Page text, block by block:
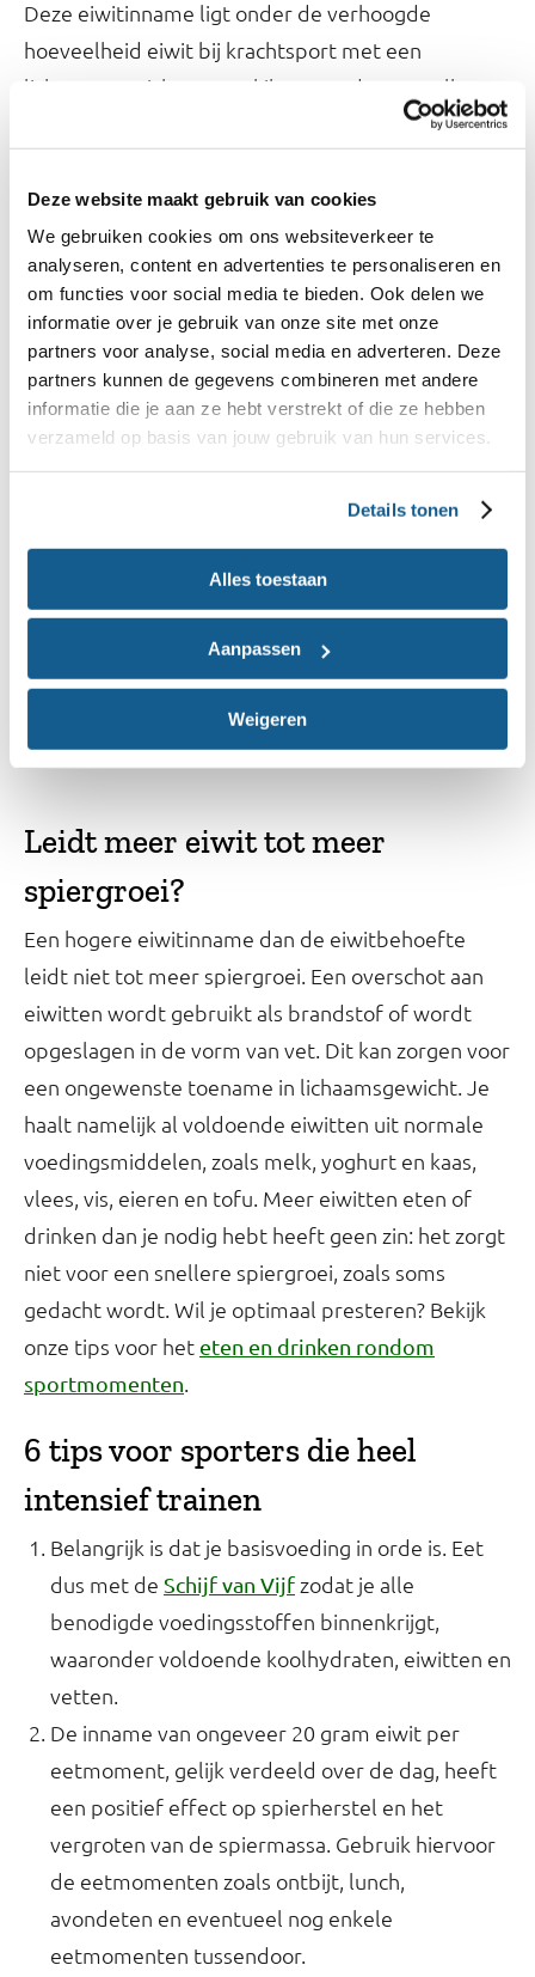
Deze website maakt gebruik van cookies
We gebruiken cookies om ons websiteverkeer te
analyseren, content en advertenties te personaliseren en
om functies voor social media te bieden. Ook delen we
informatie over je gebruik van onze site met onze
partners voor analyse, social media en adverteren. Deze
partners kunnen de gegevens combineren met andere
informatie die je aan ze hebt verstrekt of die ze hebben
verzameld op basis van jouw gebruik van hun services.
Details tonen
Alles toestaan
Aanpassen
Weigeren
Deze eiwitinname ligt onder de verhoogde
hoeveelheid eiwit bij krachtsport met een
lichaamsgewicht van 70 kilo. Maar deze getallen
zijn gemiddelden, wat betekent dat jouw
je gewicht anders zijn, waardoor jouw
eiwitbehoefte ook anders is.
Eiwitten met de Schijf van Vijf
Als je wilt weten hoeveel eiwit je per dag eet, kun
je een aantal dagenMijn Eetmeterbijhouden. Wil
je jouw eiwitinname verhogen? De aanvullende
hoeveelheid eiwit die nodig is, kun je gemakkelijk
kan bijvoorbeeld met een combinatie van wat
extra magere of halfvolle kwark of yoghurt, een
en een extra portie noten of bonen. Wil je een
persoonlijk advies, dan kun je terecht bij een diëtist
die gespecialiseerd is in de begeleiding van
sporters.
Leidt meer eiwit tot meer
spiergroei?
Een hogere eiwitinname dan de eiwitbehoefte
leidt niet tot meer spiergroei. Een overschot aan
eiwitten wordt gebruikt als brandstof of wordt
opgeslagen in de vorm van vet. Dit kan zorgen voor
een ongewenste toename in lichaamsgewicht. Je
haalt namelijk al voldoende eiwitten uit normale
voedingsmiddelen, zoals melk, yoghurt en kaas,
vlees, vis, eieren en tofu. Meer eiwitten eten of
drinken dan je nodig hebt heeft geen zin: het zorgt
niet voor een snellere spiergroei, zoals soms
gedacht wordt. Wil je optimaal presteren? Bekijk
onze tips voor het eten en drinken rondom
sportmomenten.
6 tips voor sporters die heel
intensief trainen
Belangrijk is dat je basisvoeding in orde is. Eet
dus met de Schijf van Vijf zodat je alle
benodigde voedingsstoffen binnenkrijgt,
waaronder voldoende koolhydraten, eiwitten en
vetten.
De inname van ongeveer 20 gram eiwit per
eetmoment, gelijk verdeeld over de dag, heeft
een positief effect op spierherstel en het
vergroten van de spiermassa. Gebruik hiervoor
de eetmomenten zoals ontbijt, lunch,
avondeten en eventueel nog enkele
eetmomenten tussendoor.